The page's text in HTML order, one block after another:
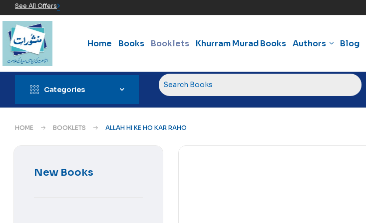
See All Offers
Home Books Booklets Khurram Murad Books Authors Blog
Categories
HOME BOOKLETS ALLAH HI KE HO KAR RAHO
New Books